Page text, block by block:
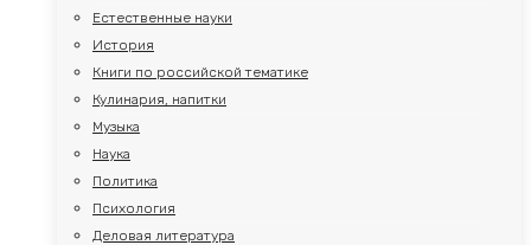
Естественные науки
История
Книги по российской тематике
Кулинария, напитки
Музыка
Наука
Политика
Психология
Деловая литература